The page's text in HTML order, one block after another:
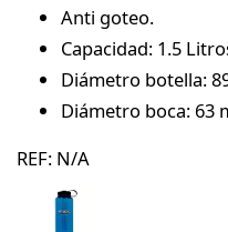
Anti goteo.
Capacidad: 1.5
Diámetro botella:
Diámetro boca: 63
REF: N/A